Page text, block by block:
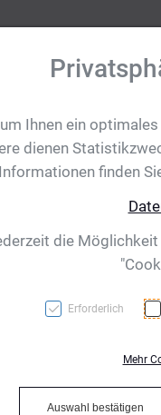
Ihre
mm
Ihnen ein
dienen
finden
die
Erforderlich
Mehr
Auswahl bestätigen